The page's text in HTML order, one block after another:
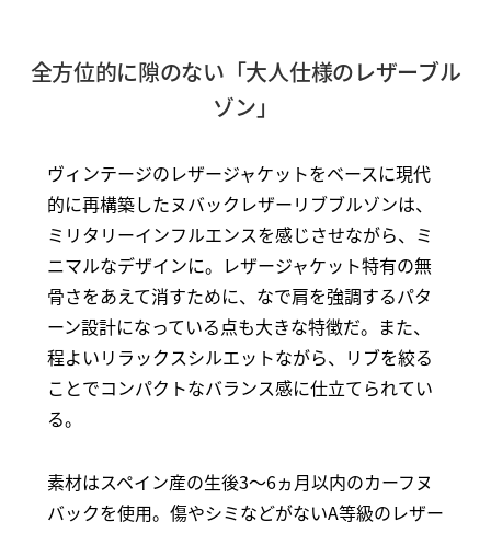
全方位的に隙のない「大人仕様のレザーブル
ゾン」
ヴィンテージのレザージャケットをベースに現代
的に再構築したヌバックレザーリブブルゾンは、
ミリタリーインフルエンスを感じさせながら、ミ
ニマルなデザインに。レザージャケット特有の無
骨さをあえて消すために、なで肩を強調するパタ
ーン設計になっている点も大きな特徴だ。また、
程よいリラックスシルエットながら、リブを絞る
ことでコンパクトなバランス感に仕立てられてい
る。
素材はスペイン産の生後3～6ヵ月以内のカーフヌ
バックを使用。傷やシミなどがないA等級のレザー